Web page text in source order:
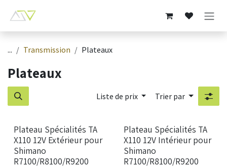
... Transmission Plateaux
Plateaux
Liste de prix Trier par
Plateau Spécialités TA
X110 12V Extérieur pour
Shimano
R7100/R8100/R9200
Plateau Spécialités TA
X110 12V Intérieur pour
Shimano
R7100/R8100/R9200